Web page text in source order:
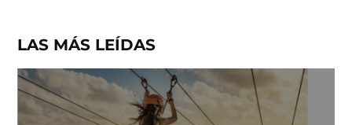
LAS MÁS LEÍDAS